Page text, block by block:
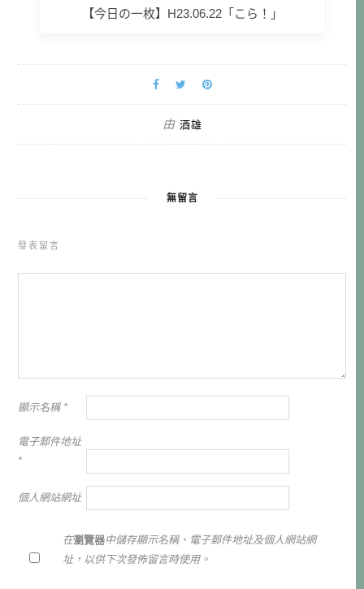
【今日の一枚】H23.06.22「こら！」
由 酒雄
無留言
發表留言
顯示名稱 *
電子郵件地址
*
個人網站網址
在瀏覽器中儲存顯示名稱、電子郵件地址及個人網站網
址，以供下次發佈留言時使用。